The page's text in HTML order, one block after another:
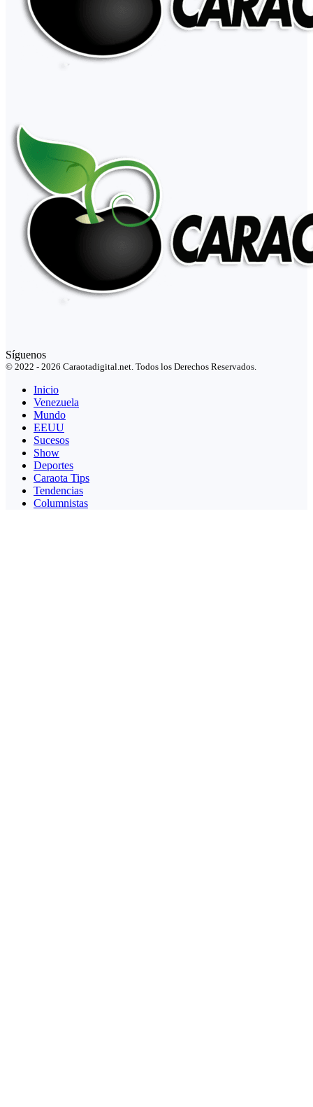
Síguenos
© 2022 - 2026 Caraotadigital.net. Todos los Derechos Reservados.
Inicio
Venezuela
Mundo
EEUU
Sucesos
Show
Deportes
Caraota Tips
Tendencias
Columnistas